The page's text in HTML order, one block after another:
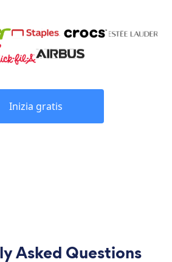
Inizia gratis
Asked Questions